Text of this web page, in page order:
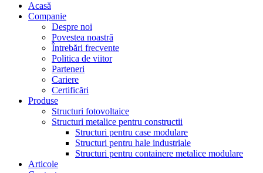
Acasă
Companie
Despre noi
Povestea noastră
Întrebări frecvente
Politica de viitor
Parteneri
Cariere
Certificări
Produse
Structuri fotovoltaice
Structuri metalice pentru constructii
Structuri pentru case modulare
Structuri pentru hale industriale
Structuri pentru containere metalice modulare
Articole